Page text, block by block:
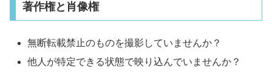
著作権と肖像権
無断転載禁止のものを撮影していませんか？
他人が特定できる状態で映り込んでいませんか？